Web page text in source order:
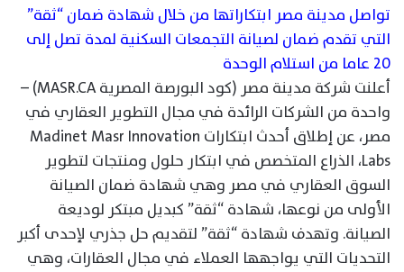
تواصل مدينة مصر ابتكاراتها من خلال شهادة ضمان “ثقة”
التي تقدم ضمان لصيانة التجمعات السكنية لمدة تصل إلى
20 عاما من استلام الوحدة
أعلنت شركة مدينة مصر (كود البورصة المصرية MASR.CA) –
واحدة من الشركات الرائدة في مجال التطوير العقاري في
مصر، عن إطلاق أحدث ابتكارات Madinet Masr Innovation
Labs، الذراع المتخصص في ابتكار حلول ومنتجات لتطوير
السوق العقاري في مصر وهي شهادة ضمان الصيانة
الأولى من نوعها، شهادة “ثقة” كبديل مبتكر لوديعة
الصيانة. وتهدف شهادة “ثقة” لتقديم حل جذري لإحدى أكبر
التحديات التي يواجهها العملاء في مجال العقارات، وهي